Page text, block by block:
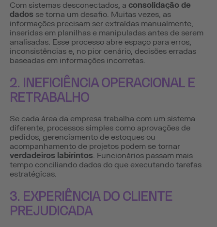
Com sistemas desconectados, a consolidação de
dados se torna um desafio. Muitas vezes, as
informações precisam ser extraídas manualmente,
inseridas em planilhas e manipuladas antes de serem
analisadas. Esse processo abre espaço para erros,
inconsistências e, no pior cenário, decisões erradas
baseadas em informações incorretas.
2. INEFICIÊNCIA OPERACIONAL E
RETRABALHO
Se cada área da empresa trabalha com um sistema
diferente, processos simples como aprovações de
pedidos, gerenciamento de estoques ou
acompanhamento de projetos podem se tornar
verdadeiros labirintos. Funcionários passam mais
tempo conciliando dados do que executando tarefas
estratégicas.
3. EXPERIÊNCIA DO CLIENTE
PREJUDICADA